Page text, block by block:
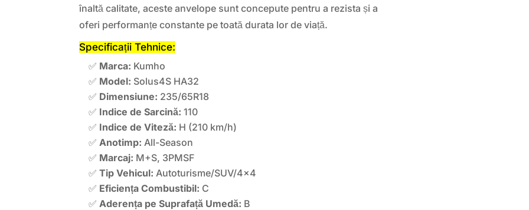
înaltă calitate, aceste anvelope sunt concepute pentru a rezista și a
oferi performanțe constante pe toată durata lor de viață.
Specificații Tehnice:
✅ Marca: Kumho
✅ Model: Solus4S HA32
✅ Dimensiune: 235/65R18
✅ Indice de Sarcină: 110
✅ Indice de Viteză: H (210 km/h)
✅ Anotimp: All-Season
✅ Marcaj: M+S, 3PMSF
✅Tip Vehicul: Autoturisme/SUV/4×4
✅ Eficiența Combustibil: C
✅ Aderența pe Suprafață Umedă: B